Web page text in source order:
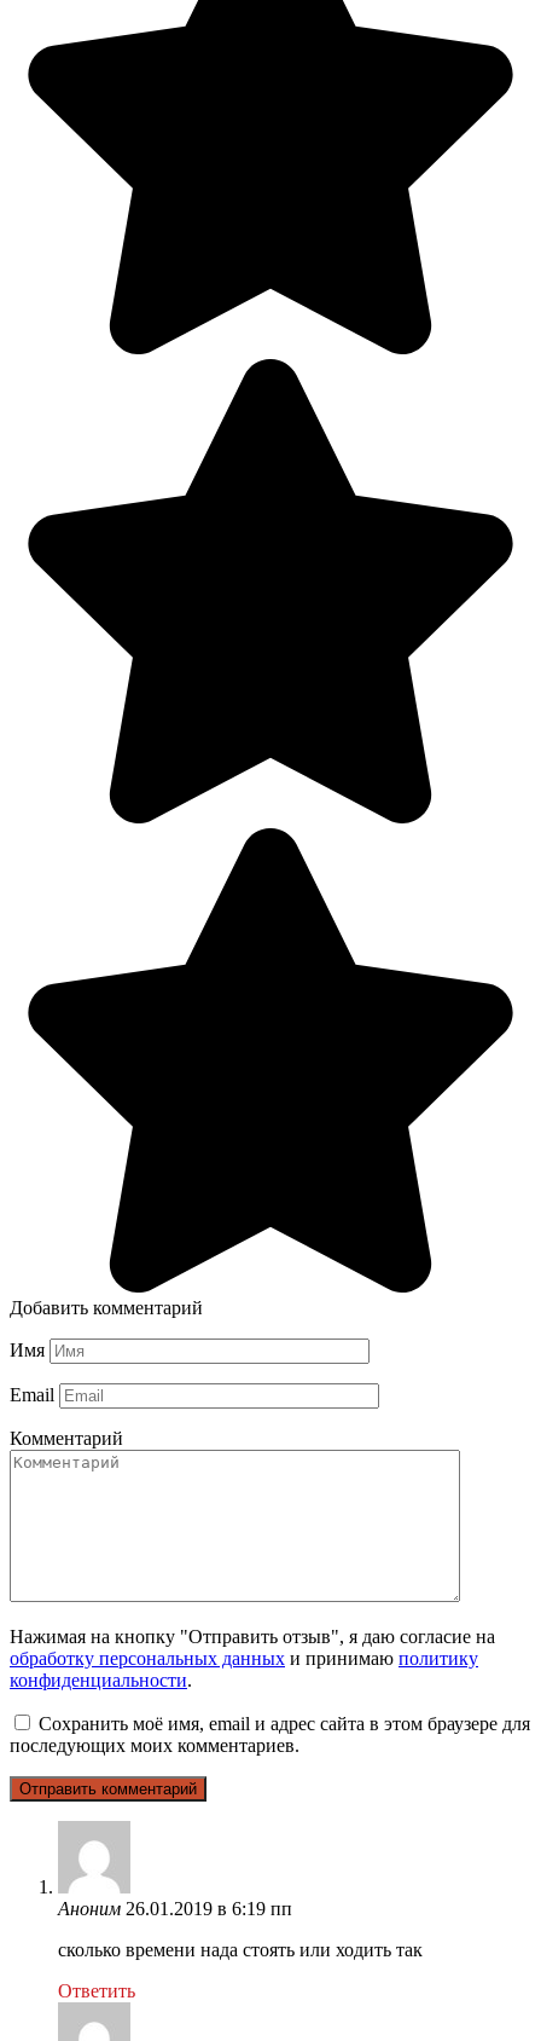
Добавить комментарий
Имя
Email
Комментарий
Нажимая на кнопку "Отправить отзыв", я даю согласие на
обработку персональных данных и принимаю политику
конфиденциальности.
Сохранить моё имя, email и адрес сайта в этом браузере для
последующих моих комментариев.
Аноним 26.01.2019 в 6:19 пп
сколько времени нада стоять или ходить так
Ответить